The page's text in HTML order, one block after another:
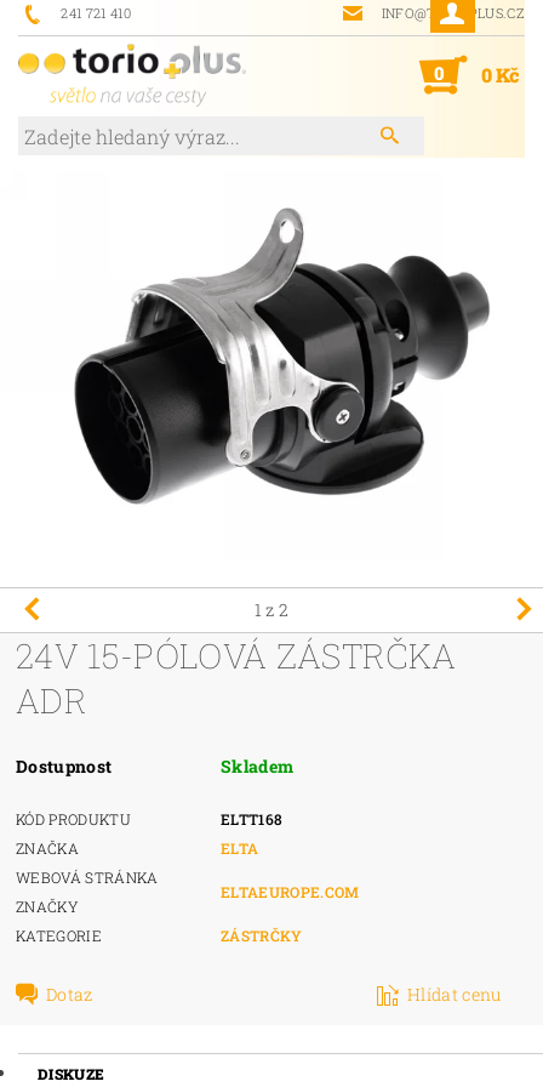
241 721 410 INFO@TORIOPLUS.CZ
0 0 Kč
1 z 2
24V 15-PÓLOVÁ ZÁSTRČKA
ADR
Dostupnost Skladem
KÓD PRODUKTU
ELTT168
ZNAČKA
ELTA
WEBOVÁ STRÁNKA
ZNAČKY
ELTAEUROPE.COM
KATEGORIE ZÁSTRČKY
Dotaz Hlídat cenu
DISKUZE